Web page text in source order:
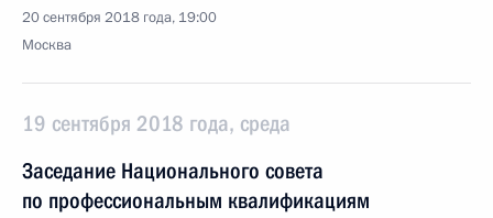
20 сентября 2018 года, 19:00
Москва
19 сентября 2018 года, среда
Заседание Национального совета
по профессиональным квалификациям